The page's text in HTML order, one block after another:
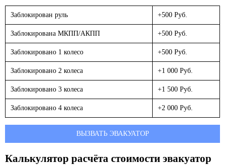
Заблокирован руль +500 Руб.
Заблокирована МКПП/АКПП +500 Руб.
Заблокировано 1 колесо +500 Руб.
Заблокировано 2 колеса +1 000 Руб.
Заблокировано 3 колеса +1 500 Руб.
Заблокировано 4 колеса +2 000 Руб.
ВЫЗВАТЬ ЭВАКУАТОР
Калькулятор расчёта стоимости эвакуатор